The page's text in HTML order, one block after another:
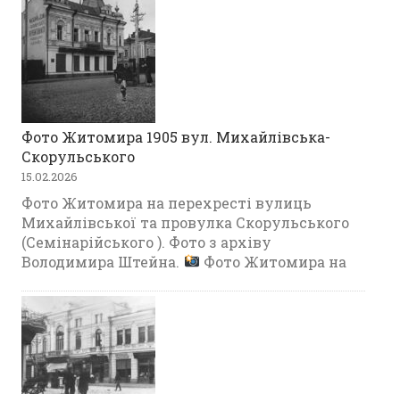
Фото Житомира 1905 вул. Михайлівська-
Скорульського
15.02.2026
Фото Житомира на перехресті вулиць
Михайлівської та провулка Скорульського
(Семінарійського ). Фото з архіву
Володимира Штейна.
Фото Житомира на